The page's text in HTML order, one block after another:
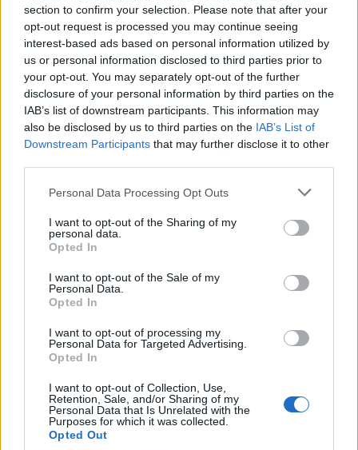
section to confirm your selection. Please note that after your
opt-out request is processed you may continue seeing
interest-based ads based on personal information utilized by
us or personal information disclosed to third parties prior to
your opt-out. You may separately opt-out of the further
disclosure of your personal information by third parties on the
IAB’s list of downstream participants. This information may
also be disclosed by us to third parties on the IAB’s List of
Downstream Participants that may further disclose it to other
Personal Data Processing Opt Outs
I want to opt-out of the Sharing of my
personal data.
Opted In
I want to opt-out of the Sale of my
Personal Data.
Opted In
I want to opt-out of processing my
Personal Data for Targeted Advertising.
Opted In
I want to opt-out of Collection, Use,
Retention, Sale, and/or Sharing of my
Personal Data that Is Unrelated with the
Purposes for which it was collected.
Opted Out
ΤΕΛΕΥΤΑΙΑ ΝΕΑ
Την Δευτέρα 10 Αυγούστου η κηδεία του
Κωνσταντίνου Πλεξίδα
8 Αυγούστου 2026, 19:13
Την Κυριακή 9 Αυγούστου η κηδεία της
Θωμαΐτσας Τσιούκα
8 Αυγούστου 2026, 17:42
Μετώπη: Χωρίς τις αισθήσεις του
8 Αυγούστου 2026, 17:14
Σε αναζήτηση λύσης για το χρόνιο
πρόβλημα των ανεπιτήρητων βοοειδών σε
κοινότητες του Δήμου Παλαμά
Ακυρώθηκε απόφαση του Περιφερειάρχη
Θεσσαλίας Δημ. Κουρέτα για το θαλάσσιο
8 Αυγούστου 2026, 13:44
Συνεδρίαση Επιτροπής Εκτίμησης Κινδύνου
για τους ισχυρούς ανέμους και τις υψηλές